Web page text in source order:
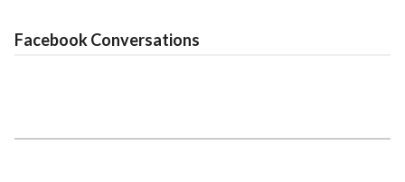
Facebook Conversations